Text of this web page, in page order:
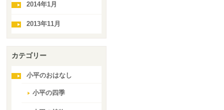
2014年1月
2013年11月
カテゴリー
小平のおはなし
小平の四季